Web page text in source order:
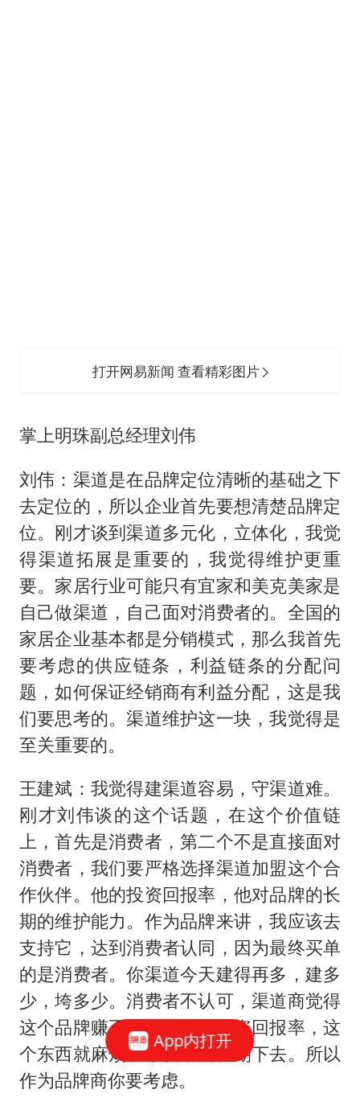
打开网易新闻 查看精彩图片
掌上明珠副总经理刘伟
刘伟：渠道是在品牌定位清晰的基础之下
去定位的，所以企业首先要想清楚品牌定
位。刚才谈到渠道多元化，立体化，我觉
得渠道拓展是重要的，我觉得维护更重
要。家居行业可能只有宜家和美克美家是
自己做渠道，自己面对消费者的。全国的
家居企业基本都是分销模式，那么我首先
要考虑的供应链条，利益链条的分配问
题，如何保证经销商有利益分配，这是我
们要思考的。渠道维护这一块，我觉得是
至关重要的。
王建斌：我觉得建渠道容易，守渠道难。
刚才刘伟谈的这个话题，在这个价值链
上，首先是消费者，第二个不是直接面对
消费者，我们要严格选择渠道加盟这个合
作伙伴。他的投资回报率，他对品牌的长
期的维护能力。作为品牌来讲，我应该去
支持它，达到消费者认同，因为最终买单
的是消费者。你渠道今天建得再多，建多
少，垮多少。消费者不认可，渠道商觉得
这个品牌赚不到钱，没有投资回报率，这
个东西就麻烦了，就不能长期下去。所以
作为品牌商你要考虑。
App内打开